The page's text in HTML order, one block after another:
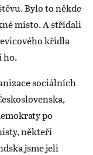
Bylo to někde
místo. A střídali
křídla
ho.
sociálních
po
někteří
jsme jeli